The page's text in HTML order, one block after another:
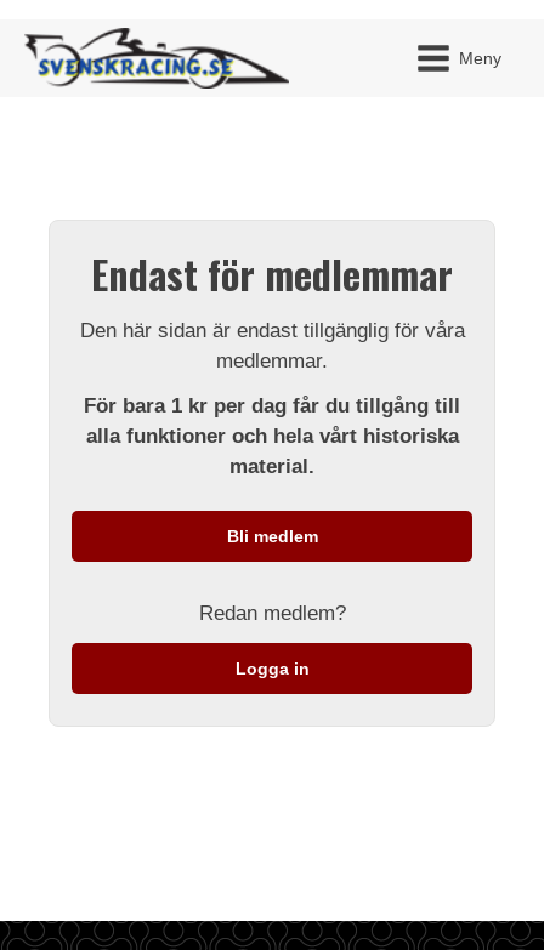
Meny
Endast för medlemmar
Den här sidan är endast tillgänglig för våra
medlemmar.
För bara 1 kr per dag får du tillgång till
alla funktioner och hela vårt historiska
material.
Bli medlem
Redan medlem?
Logga in